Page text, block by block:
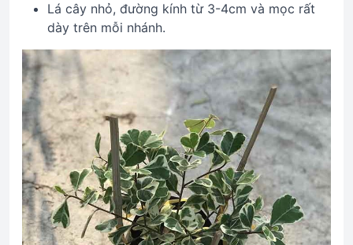
Lá cây nhỏ, đường kính từ 3-4cm và mọc rất
dày trên mỗi nhánh.